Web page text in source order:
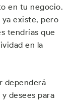
en tu negocio.
ya existe, pero
tendrías que
en la
dependerá
desees para